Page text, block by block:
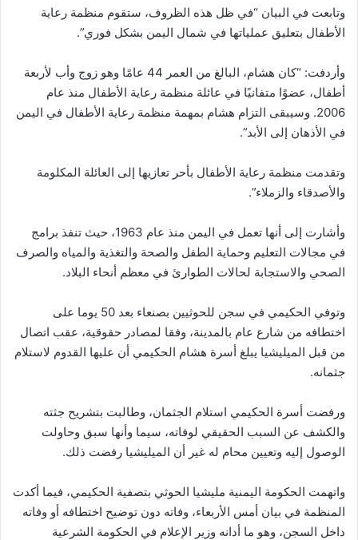
وتابعت في البيان “في ظل هذه الظروف، ستقوم منظمة رعاية
الأطفال بتعليق عملياتها في شمال اليمن بشكل فوري”.
وأردفت: “كان هشام، البالغ من العمر 44 عامًا وهو زوج وأب لأربعة
أطفال، عضوًا متفانيًا في عائلة منظمة رعاية الأطفال منذ عام
2006. وسيبقى التزام هشام بمهمة منظمة رعاية الأطفال في اليمن
في الأذهان إلى الأبد”.
وتقدمت منظمة رعاية الأطفال بأحر تعازيها إلى العائلة المكلومة
والأصدقاء والزملاء”.
وأشارت إلى أنها تعمل في اليمن منذ عام 1963، حيث تنفذ برامج
في مجالات التعليم وحماية الطفل والصحة والتغذية والمياه والصرف
الصحي والاستجابة لحالات الطوارئ في معظم أنحاء البلاد.
وتوفي الحكيمي في سجن للحوثيين بصنعاء بعد 50 يوما على
اختطافه من شارع عام بالمدينة، وفقا لمصادر حقوقية، عقب اتصال
من قبل الميليشيا يبلغ أسرة هشام الحكيمي أن عليها القدوم لاستلام
جثمانه.
ورفضت أسرة الحكيمي استلام الجثمان، وطالبت بتشريح جثته
والكشف عن السبب الحقيقي لوفاته، سيما وأنها سبق وحاولت
الوصول إليه وتعيين محام له غير أن الميليشيا رفضت ذلك.
واتهمت الحكومة اليمنية مليشيا الحوثي بتصفية الحكيمي، فيما أكدت
المنظمة في بيان أمس الأربعاء، وفاته دون توضيح اختطافه أو وفاته
داخل السجن، وهو ما أدانه وزير الإعلام في الحكومة الشرعية